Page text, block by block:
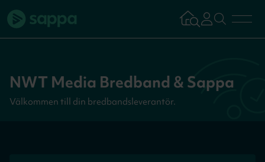
TV & Streaming
NWT Media Bredband & Sappa
Välkommen till din bredbandsleverantör.